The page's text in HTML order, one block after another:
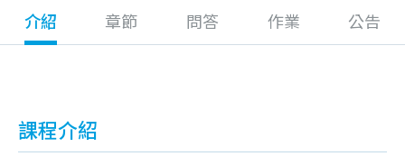
介紹 章節 問答 作業 公告
課程介紹